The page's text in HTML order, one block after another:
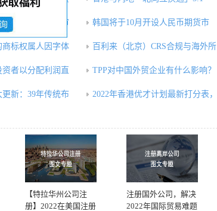
发出商标审查及审 韩国将于10月开设人民币期货市
商标权属人因字体 百利来（北京）CRS合规与海外所
者以分配利润直 TPP对中国外贸企业有什么影响？
新：39年传统布 2022年香港优才计划最新打分表，
【特拉华州公司注
册】2022在美国注册
注册国外公司，解决
2022年国际贸易难题